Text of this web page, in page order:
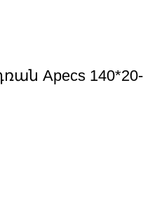
Apecs 140*20-